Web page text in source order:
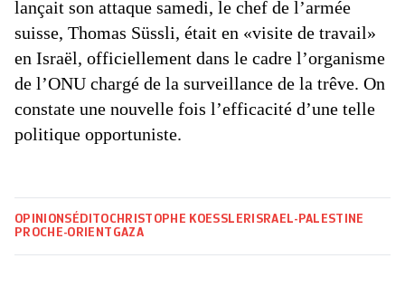
lançait son attaque samedi, le chef de l’armée
suisse, Thomas Süssli, était en «visite de travail»
en Israël, officiellement dans le cadre l’organisme
de l’ONU chargé de la surveillance de la trêve. On
constate une nouvelle fois l’efficacité d’une telle
politique opportuniste.
OPINIONS ÉDITOCHRISTOPHE KOESSLER ISRAEL-PALESTINE
PROCHE-ORIENT GAZA